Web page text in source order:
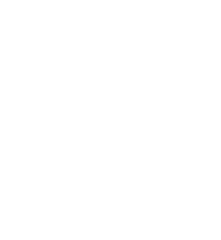
et forte
faciliter le
aussi êtes
locaux ont
petits plats